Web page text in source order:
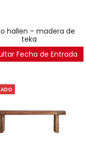
teka
733€
Fecha de Entrada